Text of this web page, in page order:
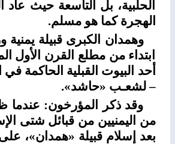
الحلبية، بل التاسعة حيث
الهجرة كما هو مسلم.
وهمدان الكبرى قبيلة
ابتداء من مطلع القرن
أحد البيوت القبلية الحاكمة في
– لشعـب «حاشد».
وقد ذكر المؤرخون: عندما
من اليمنيين من قبائل شتى
بعد إسلام قبيلة «همدان»،